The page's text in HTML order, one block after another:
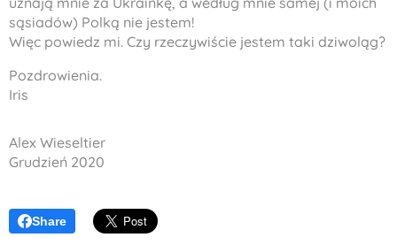
sąsiadów) Polką nie jestem!
Więc powiedz mi. Czy rzeczywiście jestem taki dziwoląg?
Pozdrowienia.
Iris
Alex Wieseltier
Grudzień 2020
Share